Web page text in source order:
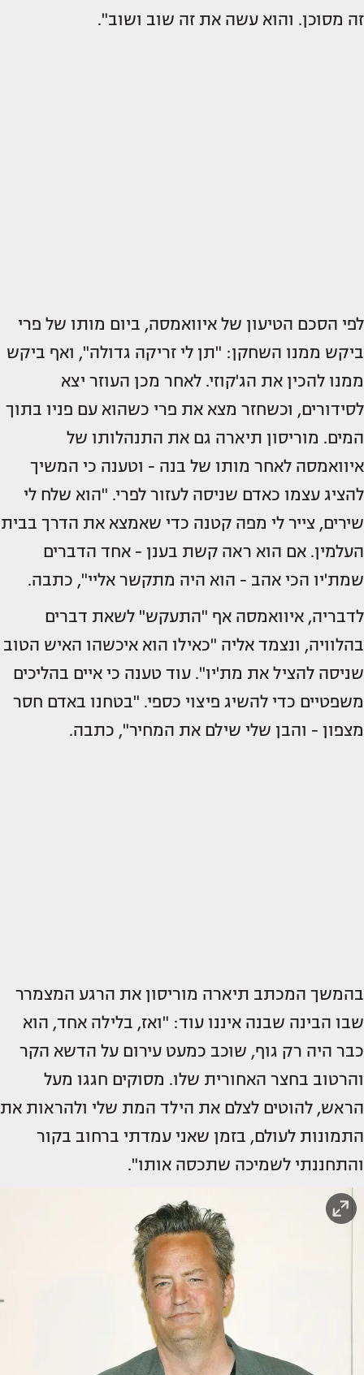
זה מסוכן. והוא עשה את זה שוב ושוב".
לפי הסכם הטיעון של איוואמסה, ביום מותו של פרי
ביקש ממנו השחקן: "תן לי זריקה גדולה", ואף ביקש
ממנו להכין את הג'קוזי. לאחר מכן העוזר יצא
לסידורים, וכשחזר מצא את פרי כשהוא עם פניו בתוך
המים. מוריסון תיארה גם את התנהלותו של
איוואמסה לאחר מותו של בנה - וטענה כי המשיך
להציג עצמו כאדם שניסה לעזור לפרי. "הוא שלח לי
שירים, צייר לי מפה קטנה כדי שאמצא את הדרך בבית
העלמין. אם הוא ראה קשת בענן - אחד הדברים
שמת'יו הכי אהב - הוא היה מתקשר אליי", כתבה.
לדבריה, איוואמסה אף "התעקש" לשאת דברים
בהלוויה, ונצמד אליה "כאילו הוא איכשהו האיש הטוב
שניסה להציל את מת'יו". עוד טענה כי איים בהליכים
משפטיים כדי להשיג פיצוי כספי. "בטחנו באדם חסר
מצפון - והבן שלי שילם את המחיר", כתבה.
בהמשך המכתב תיארה מוריסון את הרגע המצמרר
שבו הבינה שבנה איננו עוד: "ואז, בלילה אחד, הוא
כבר היה רק גוף, שוכב כמעט עירום על הדשא הקר
והרטוב בחצר האחורית שלו. מסוקים חגגו מעל
הראש, להוטים לצלם את הילד המת שלי ולהראות את
התמונות לעולם, בזמן שאני עמדתי ברחוב בקור
והתחננתי לשמיכה שתכסה אותו".